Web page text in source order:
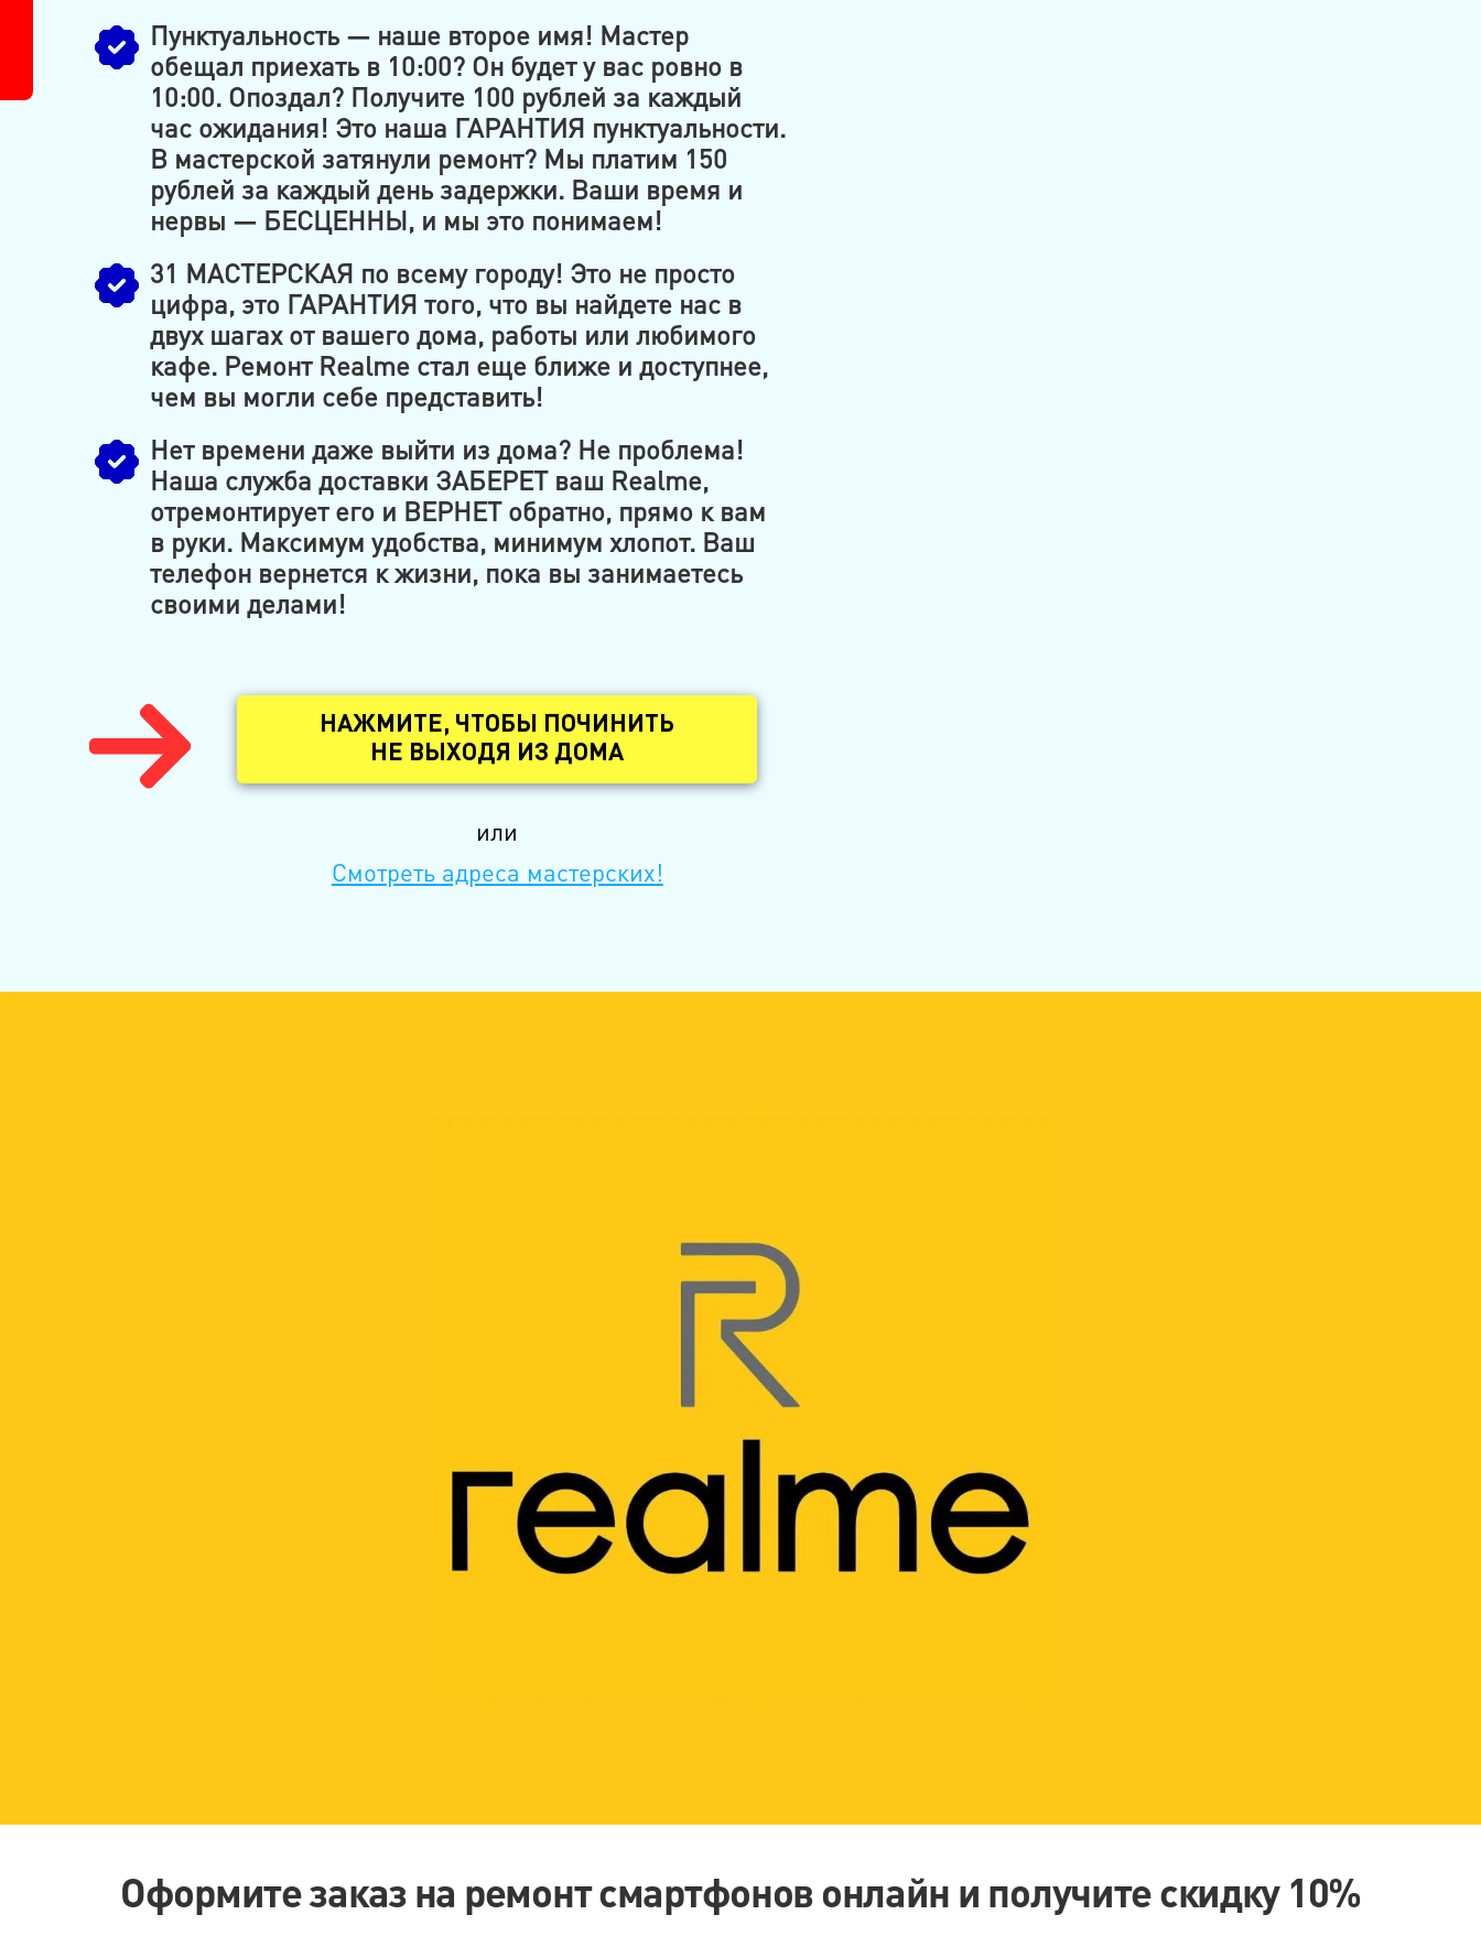
Пунктуальность — наше второе имя! Мастер
обещал приехать в 10:00? Он будет у вас ровно в
10:00. Опоздал? Получите 100 рублей за каждый
час ожидания! Это наша ГАРАНТИЯ пунктуальности.
В мастерской затянули ремонт? Мы платим 150
рублей за каждый день задержки. Ваши время и
нервы — БЕСЦЕННЫ, и мы это понимаем!
31 МАСТЕРСКАЯ по всему городу! Это не просто
цифра, это ГАРАНТИЯ того, что вы найдете нас в
двух шагах от вашего дома, работы или любимого
кафе. Ремонт Realme стал еще ближе и доступнее,
чем вы могли себе представить!
Нет времени даже выйти из дома? Не проблема!
Наша служба доставки ЗАБЕРЕТ ваш Realme,
отремонтирует его и ВЕРНЕТ обратно, прямо к вам
в руки. Максимум удобства, минимум хлопот. Ваш
телефон вернется к жизни, пока вы занимаетесь
своими делами!
НАЖМИТЕ, ЧТОБЫ ПОЧИНИТЬ
НЕ ВЫХОДЯ ИЗ ДОМА
или
Смотреть адреса мастерских!
Оформите заказ на ремонт смартфонов онлайн и получите скидку 10%